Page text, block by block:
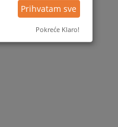
Prihvatam sve
Pokreće Klaro!